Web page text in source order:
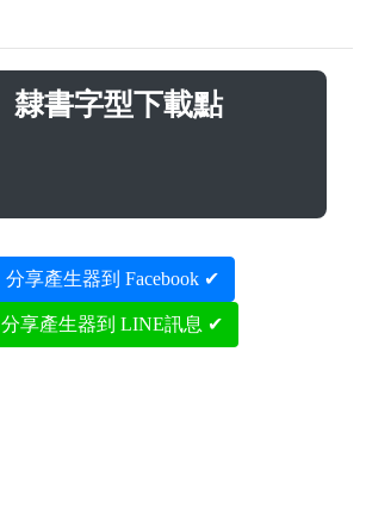
隸書字型下載點
分享產生器到 Facebook ✔
分享產生器到 LINE訊息 ✔